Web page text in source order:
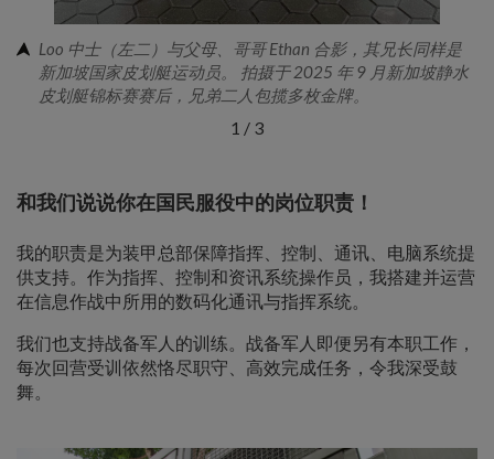
Loo 中士（左二）与父母、哥哥 Ethan 合影，其兄长同样是
新加坡国家皮划艇运动员。 拍摄于 2025 年 9 月新加坡静水
皮划艇锦标赛赛后，兄弟二人包揽多枚金牌。
1 / 3
和我们说说你在国民服役中的岗位职责！
我的职责是为装甲总部保障指挥、控制、通讯、电脑系统提
供支持。作为指挥、控制和资讯系统操作员，我搭建并运营
在信息作战中所用的数码化通讯与指挥系统。
我们也支持战备军人的训练。战备军人即便另有本职工作，
每次回营受训依然恪尽职守、高效完成任务，令我深受鼓
舞。